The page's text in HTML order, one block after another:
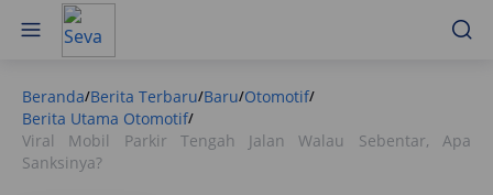
Beranda/Berita Terbaru/Baru/Otomotif/
Berita Utama Otomotif/
Viral Mobil Parkir Tengah Jalan Walau Sebentar, Apa
Sanksinya?